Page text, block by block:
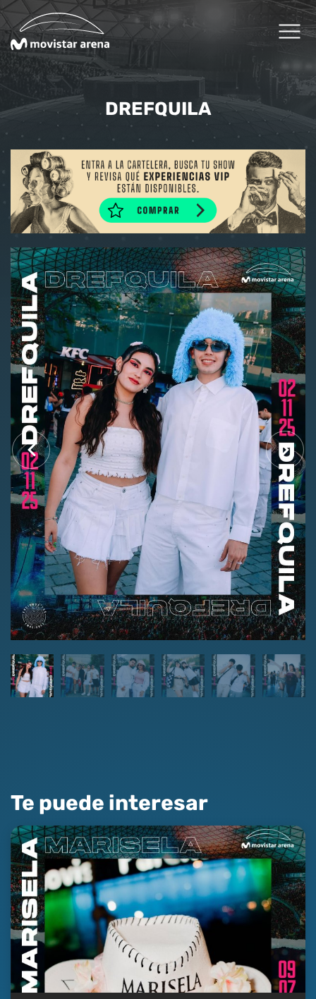
Click acá para ir directamente al contenido
Cartelera
Planifica tu visita
Arena Fans
Arena News
Experiencias Premium
Reservas
Nosotros
Contacto
Club Movistar
Suscríbete
modo claro
DREFQUILA
Te puede interesar